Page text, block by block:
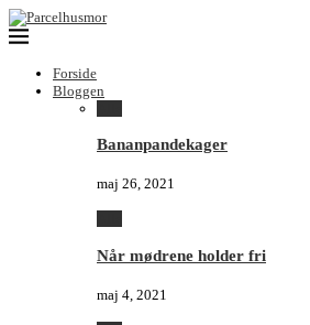
Forside
Bloggen
Bananpandekager
maj 26, 2021
Når mødrene holder fri
maj 4, 2021